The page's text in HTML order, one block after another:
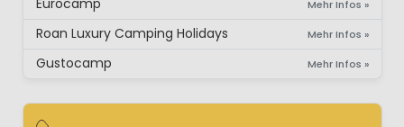
Eurocamp Mehr Infos »
Roan Luxury Camping Holidays Mehr Infos »
Gustocamp Mehr Infos »